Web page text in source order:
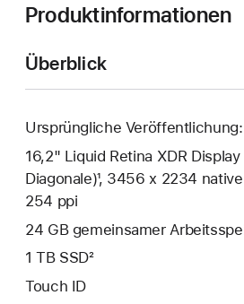
Produktinformationen
Überblick
Ursprüngliche
16,2" Liquid Retina XDR
Diagonale)¹, 3456 x 2234
254 ppi
24 GB gemeinsamer
1 TB SSD²
Touch ID